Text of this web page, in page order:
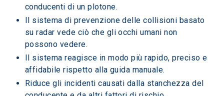
conducenti di un plotone.
Il sistema di prevenzione delle collisioni basato
su radar vede ciò che gli occhi umani non
possono vedere.
Il sistema reagisce in modo più rapido, preciso e
affidabile rispetto alla guida manuale.
Riduce gli incidenti causati dalla stanchezza del